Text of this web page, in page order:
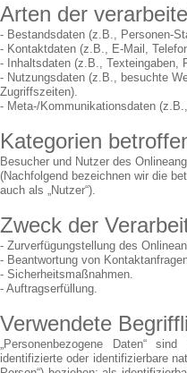
Arten der
- Bestandsdaten (z.B., Personen-
- Kontaktdaten (z.B., E-Mail,
- Inhaltsdaten (z.B., Texteingaben,
- Nutzungsdaten (z.B., besuchte
Zugriffszeiten).
- Meta-/Kommunikationsdaten
Kategorien
Besucher und Nutzer des
(Nachfolgend bezeichnen wir die
auch als „Nutzer“).
Zweck der
- Zurverfügungstellung des
- Beantwortung von
- Sicherheitsmaßnahmen.
- Auftragserfüllung.
Verwendete
„Personenbezogene Daten“
identifizierte oder identifizierbare